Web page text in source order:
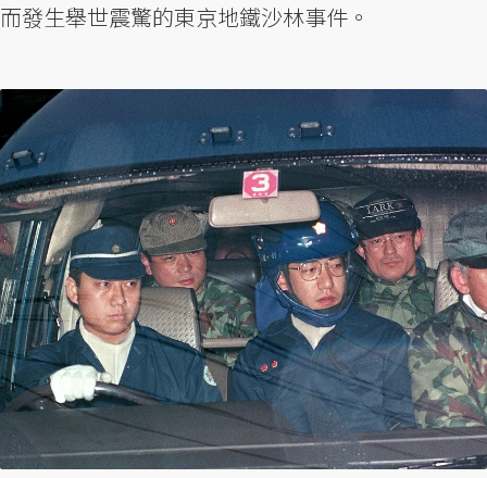
而發生舉世震驚的東京地鐵沙林事件。